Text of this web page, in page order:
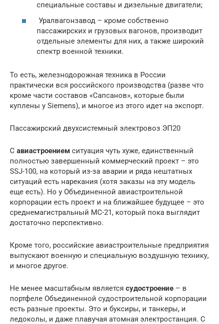
специальные составы и дизельные двигатели;
Уралвагонзавод – кроме собственно
пассажирских и грузовых вагонов, производит
отдельные элементы для них, а также широкий
спектр военной техники.
То есть, железнодорожная техника в России
практически вся российского производства (разве что
кроме части составов «Сапсанов», которые были
куплены у Siemens), и многое из этого идет на экспорт.
Пассажирский двухсистемный электровоз ЭП20
С авиастроением ситуация чуть хуже, единственный
полностью завершенный коммерческий проект – это
SSJ-100, на который из-за аварии и ряда нештатных
ситуаций есть нарекания (хотя заказы на эту модель
еще есть). Но у Объединенной авиастроительной
корпорации есть проект и на ближайшее будущее – это
среднемагистральный МС-21, который пока выглядит
достаточно перспективно.
Кроме того, российские авиастроительные предприятия
выпускают военную и специальную воздушную технику,
и многое другое.
Не менее масштабным является судостроение – в
портфеле Объединенной судостроительной корпорации
есть разные проекты. Это и буксиры, и танкеры, и
ледоколы, и даже плавучая атомная электростанция. С